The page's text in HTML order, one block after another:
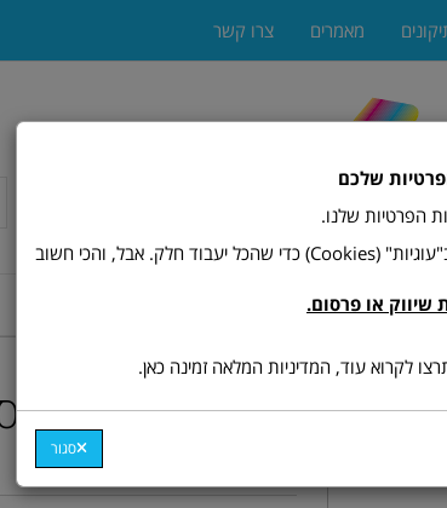
(טונרים ודיו)
מאמרים צרו קשר
שלכם
הפרטיות שלנו.
כמו רוב האתרים, גם אנחנו משתמשים ב"עוגיות" (Cookies) כדי שהכל יעבוד חלק. אבל, והכי חשוב
שיווק או פרסום.
לקרוא עוד, המדיניות המלאה זמינה כאן.
סגור